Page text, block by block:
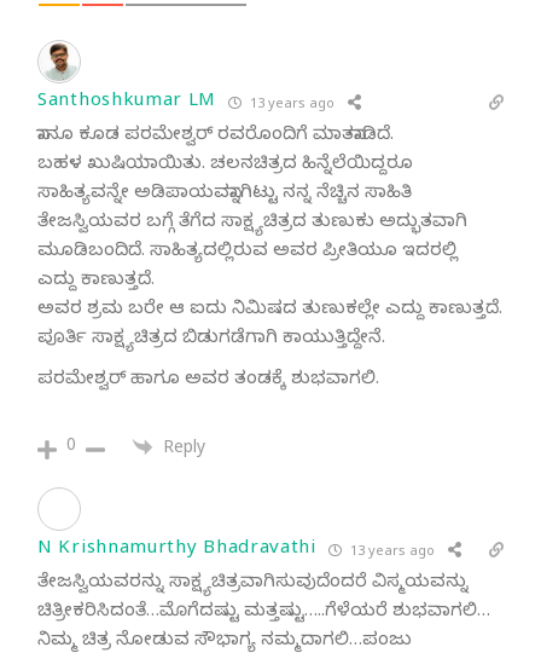
Santhoshkumar LM 13 years ago
ನಾನೂ ಕೂಡ ಪರಮೇಶ್ವರ್ ರವರೊಂದಿಗೆ ಮಾತನಾಡಿದೆ.
ಬಹಳ ಖುಷಿಯಾಯಿತು. ಚಲನಚಿತ್ರದ ಹಿನ್ನೆಲೆಯಿದ್ದರೂ
ಸಾಹಿತ್ಯವನ್ನೇ ಅಡಿಪಾಯವನ್ನಾಗಿಟ್ಟು ನನ್ನ ನೆಚ್ಚಿನ ಸಾಹಿತಿ
ತೇಜಸ್ವಿಯವರ ಬಗ್ಗೆ ತೆಗೆದ ಸಾಕ್ಷ್ಯಚಿತ್ರದ ತುಣುಕು ಅದ್ಭುತವಾಗಿ
ಮೂಡಿಬಂದಿದೆ. ಸಾಹಿತ್ಯದಲ್ಲಿರುವ ಅವರ ಪ್ರೀತಿಯೂ ಇದರಲ್ಲಿ
ಎದ್ದು ಕಾಣುತ್ತದೆ.
ಅವರ ಶ್ರಮ ಬರೇ ಆ ಐದು ನಿಮಿಷದ ತುಣುಕಲ್ಲೇ ಎದ್ದು ಕಾಣುತ್ತದೆ.
ಪೂರ್ತಿ ಸಾಕ್ಷ್ಯಚಿತ್ರದ ಬಿಡುಗಡೆಗಾಗಿ ಕಾಯುತ್ತಿದ್ದೇನೆ.
ಪರಮೇಶ್ವರ್ ಹಾಗೂ ಅವರ ತಂಡಕ್ಕೆ ಶುಭವಾಗಲಿ.
0 Reply
N Krishnamurthy Bhadravathi 13 years ago
ತೇಜಸ್ವಿಯವರನ್ನು ಸಾಕ್ಷ್ಯಚಿತ್ರವಾಗಿಸುವುದೆಂದರೆ ವಿಸ್ಮಯವನ್ನು
ಚಿತ್ರೀಕರಿಸಿದಂತೆ…ಮೊಗೆದಷ್ಟು ಮತ್ತಷ್ಟು…..ಗೆಳೆಯರೆ ಶುಭವಾಗಲಿ…
ನಿಮ್ಮ ಚಿತ್ರ ನೋಡುವ ಸೌಭಾಗ್ಯ ನಮ್ಮದಾಗಲಿ…ಪಂಜು